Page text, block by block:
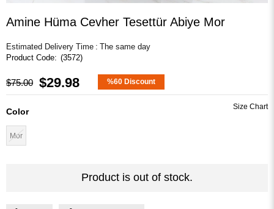
Amine Hüma Cevher Tesettür Abiye Mor
Estimated Delivery Time : The same day
(3572)
$75.00 $29.98 %60 Discount
Color
Mor
Product is out of stock.